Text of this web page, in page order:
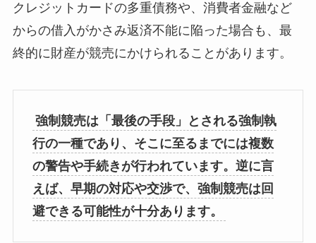
クレジットカードの多重債務や、消費者金融など
からの借入がかさみ返済不能に陥った場合も、最
終的に財産が競売にかけられることがあります。
強制競売は「最後の手段」とされる強制執
行の一種であり、そこに至るまでには複数
の警告や手続きが行われています。逆に言
えば、早期の対応や交渉で、強制競売は回
避できる可能性が十分あります。